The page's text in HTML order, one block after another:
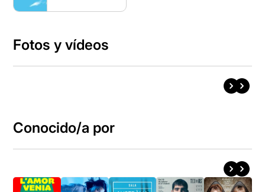
Fotos y vídeos
Conocido/a por